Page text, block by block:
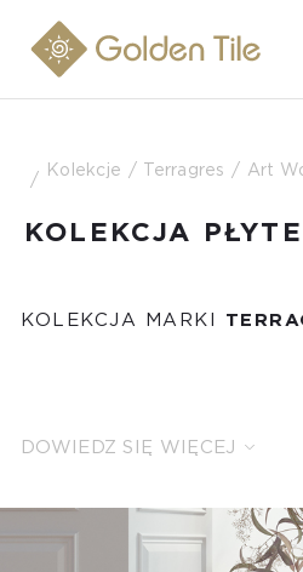
Kolekcje Terragres Art
KOLEKCJA
KOLEKCJA MARKI
DOWIEDZ SIĘ WIĘCEJ